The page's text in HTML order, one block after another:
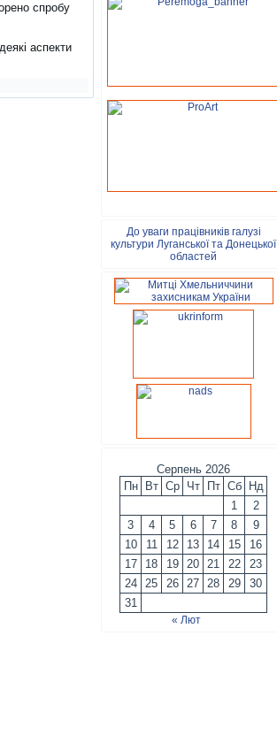
спробу
аспекти
До уваги працівників галузі
культури Луганської та Донецької
областей
Серпень 2026
Пн
Вт Ср Чт Пт Сб
Нд
1
2
3
4 5 6 7 8
9
10
11 12 13 14 15
16
17
18 19 20 21 22
23
24
25 26 27 28 29
30
31
« Лют